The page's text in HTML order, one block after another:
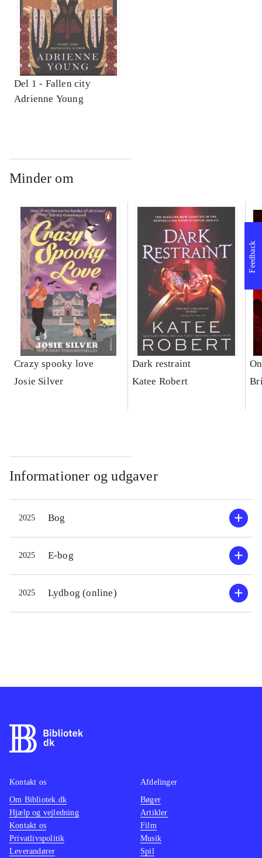
Del 1 - Fallen city
Adrienne Young
Minder om
Crazy spooky love
Josie Silver
Dark restraint
Katee Robert
Informationer og udgaver
2025 Bog
2025 E-bog
2025 Lydbog (online)
Feedback
Kontakt os
Om Bibliotek.dk
Hjælp og vejledning
Kontakt os
Privatlivspolitik
Leverandører
Afdelinger
Bøger
Artikler
Film
Musik
Spil